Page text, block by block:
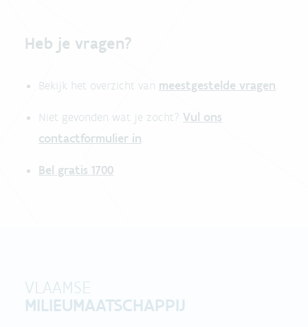
Heb je vragen?
Bekijk het overzicht van meestgestelde vragen.
Niet gevonden wat je zocht? Vul ons
contactformulier in.
Bel gratis 1700
VLAAMSE
MILIEUMAATSCHAPPIJ